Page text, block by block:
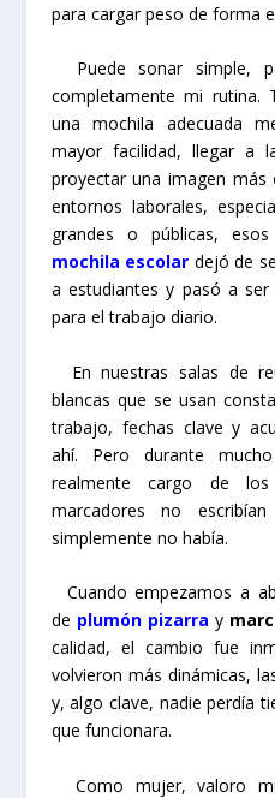
para cargar peso de forma
Puede sonar simple,
completamente mi rutina.
una mochila adecuada
mayor facilidad, llegar a
proyectar una imagen más
entornos laborales,
grandes o públicas,
mochila escolar dejó de
a estudiantes y pasó a
para el trabajo diario.
En nuestras salas de
blancas que se usan
trabajo, fechas clave y
ahí. Pero durante
realmente cargo de
marcadores no
simplemente no había.
Cuando empezamos a
de plumón pizarra y
calidad, el cambio fue
volvieron más dinámicas,
y, algo clave, nadie perdía
que funcionara.
Como mujer, valoro